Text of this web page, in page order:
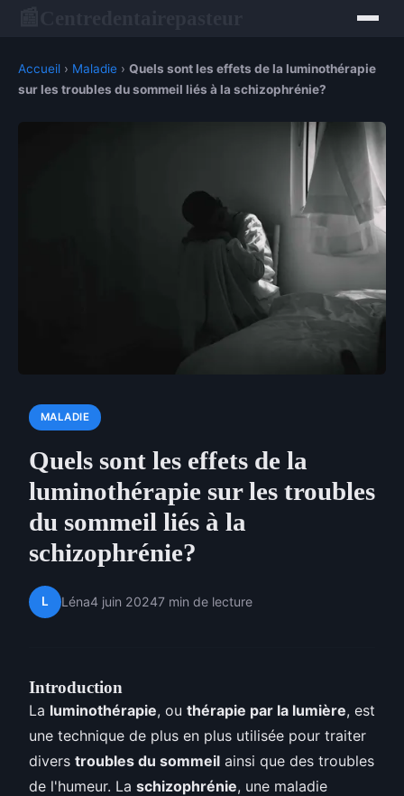
Accueil › Maladie › Quels sont les effets de la luminothérapie
sur les troubles du sommeil liés à la schizophrénie?
MALADIE
Quels sont les effets de la
luminothérapie sur les troubles
du sommeil liés à la
schizophrénie?
L Léna4 juin 20247 min de lecture
Introduction
La luminothérapie, ou thérapie par la lumière, est
une technique de plus en plus utilisée pour traiter
divers troubles du sommeil ainsi que des troubles
de l'humeur. La schizophrénie, une maladie